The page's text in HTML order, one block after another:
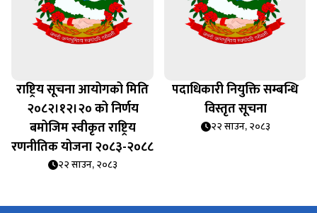
राष्ट्रिय सूचना आयोगको मिति
२०८२।१२।२० को निर्णय
बमोजिम स्वीकृत राष्ट्रिय
रणनीतिक योजना २०८३-२०८८
२२ साउन, २०८३
पदाधिकारी नियुक्ति सम्बन्धि
विस्तृत सूचना
२२ साउन, २०८३